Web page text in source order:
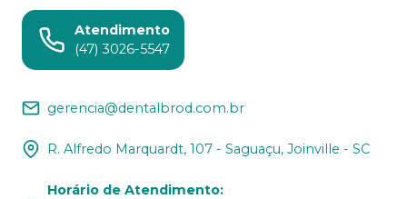
Atendimento
(47) 3026-5547
gerencia@dentalbrod.com.br
R. Alfredo Marquardt, 107 - Saguaçu, Joinville - SC
Horário de Atendimento: